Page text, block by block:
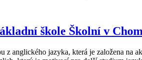
škole Školní v
z anglického jazyka, která je založena